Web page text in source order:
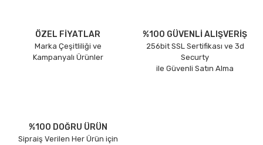
ÖZEL FİYATLAR
Marka Çeşitliliği ve
Kampanyalı Ürünler
%100 GÜVENLİ ALIŞVERİŞ
256bit SSL Sertifikası ve 3d
Securty
ile Güvenli Satın Alma
%100 DOĞRU ÜRÜN
Sipraiş Verilen Her Ürün için